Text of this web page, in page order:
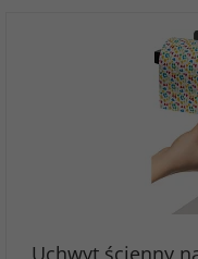
Uchwyt ścienny